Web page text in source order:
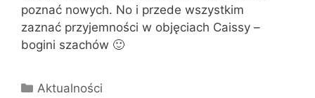
poznać nowych. No i przede wszystkim
zaznać przyjemności w objęciach Caissy –
bogini szachów 🙂
Kategorie
Aktualności